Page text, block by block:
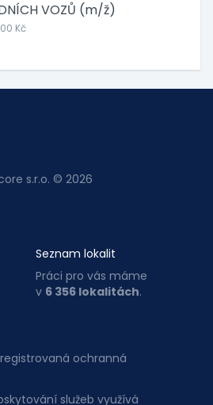
VOZŮ (m/ž)
Kč
s.r.o. © 2026
Seznam lokalit
Práci pro vás máme
v 6 356 lokalitách.
ochranná
služeb využívá